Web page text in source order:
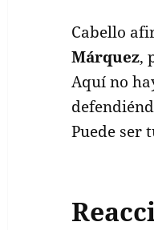
Cabello
Márquez,
Aquí no
Puede ser